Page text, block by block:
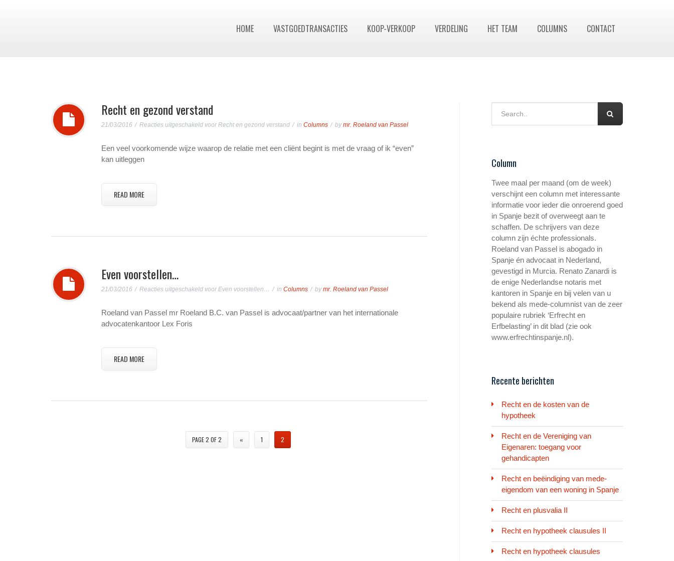
HOME VASTGOEDTRANSACTIES KOOP-VERKOOP VERDELING HET TEAM COLUMNS CONTACT
Recht en gezond verstand
21/03/2016 Reacties uitgeschakeld voor Recht en gezond verstand in Columns bymr. Roeland van Passel
Een veel voorkomende wijze waarop de relatie met een cliënt begint is met de vraag of ik “even”
kan uitleggen
READ MORE
Even voorstellen…
21/03/2016 Reacties uitgeschakeld voor Even voorstellen… in Columns bymr. Roeland van Passel
Roeland van Passel mr Roeland B.C. van Passel is advocaat/partner van het internationale
advocatenkantoor Lex Foris
READ MORE
PAGE 2 OF 2 « 1 2
Column
Twee maal per maand (om de week)
verschijnt een column met interessante
informatie voor ieder die onroerend goed
in Spanje bezit of overweegt aan te
schaffen. De schrijvers van deze
column zijn échte professionals.
Roeland van Passel is abogado in
Spanje én advocaat in Nederland,
gevestigd in Murcia. Renato Zanardi is
de enige Nederlandse notaris met
kantoren in Spanje en bij velen van u
bekend als mede-columnist van de zeer
populaire rubriek ‘Erfrecht en
Erfbelasting’ in dit blad (zie ook
www.erfrechtinspanje.nl).
Recente berichten
Recht en de kosten van de
hypotheek
Recht en de Vereniging van
Eigenaren: toegang voor
gehandicapten
Recht en beëindiging van mede-
eigendom van een woning in Spanje
Recht en plusvalia II
Recht en hypotheek clausules II
Recht en hypotheek clausules